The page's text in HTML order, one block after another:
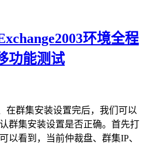
环境全程
功能测试
在群集安装设置完后，我们可以
群集安装设置是否正确。首先打
以看到，当前仲裁盘、群集IP、